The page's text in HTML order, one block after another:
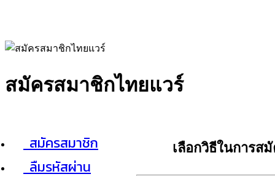
สมัครสมาชิกไทยแวร์
สมัครสมาชิก
ลืมรหัสผ่าน
เลือกวิธีในการส